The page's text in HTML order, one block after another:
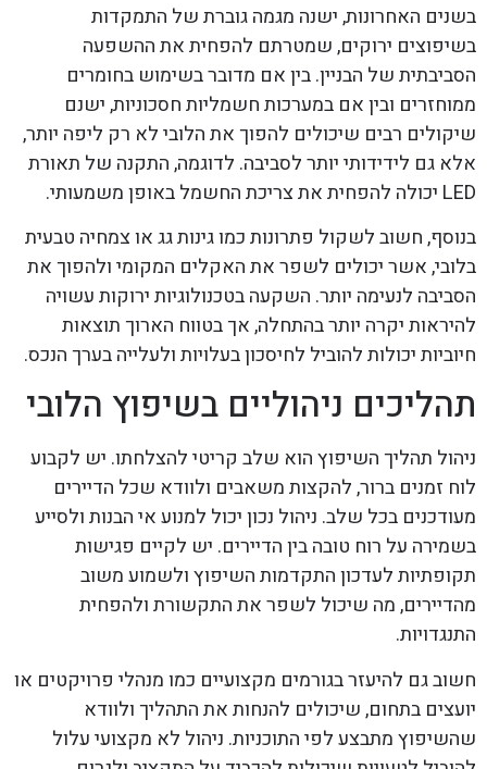
בשנים האחרונות, ישנה מגמה גוברת של התמקדות
בשיפוצים ירוקים, שמטרתם להפחית את ההשפעה
הסביבתית של הבניין. בין אם מדובר בשימוש בחומרים
ממוחזרים ובין אם במערכות חשמליות חסכוניות, ישנם
שיקולים רבים שיכולים להפוך את הלובי לא רק ליפה יותר,
אלא גם לידידותי יותר לסביבה. לדוגמה, התקנה של תאורת
LED יכולה להפחית את צריכת החשמל באופן משמעותי.
בנוסף, חשוב לשקול פתרונות כמו גינות גג או צמחיה טבעית
בלובי, אשר יכולים לשפר את האקלים המקומי ולהפוך את
הסביבה לנעימה יותר. השקעה בטכנולוגיות ירוקות עשויה
להיראות יקרה יותר בהתחלה, אך בטווח הארוך תוצאות
חיוביות יכולות להוביל לחיסכון בעלויות ולעלייה בערך הנכס.
תהליכים ניהוליים בשיפוץ הלובי
ניהול תהליך השיפוץ הוא שלב קריטי להצלחתו. יש לקבוע
לוח זמנים ברור, להקצות משאבים ולוודא שכל הדיירים
מעודכנים בכל שלב. ניהול נכון יכול למנוע אי הבנות ולסייע
בשמירה על רוח טובה בין הדיירים. יש לקיים פגישות
תקופתיות לעדכון התקדמות השיפוץ ולשמוע משוב
מהדיירים, מה שיכול לשפר את התקשורת ולהפחית
התנגדויות.
חשוב גם להיעזר בגורמים מקצועיים כמו מנהלי פרויקטים או
יועצים בתחום, שיכולים להנחות את התהליך ולוודא
שהשיפוץ מתבצע לפי התוכניות. ניהול לא מקצועי עלול